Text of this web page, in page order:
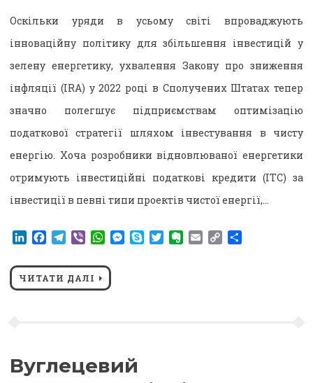
Оскільки уряди в усьому світі впроваджують
інноваційну політику для збільшення інвестицій у
зелену енергетику, ухвалення Закону про зниження
інфляції (IRA) у 2022 році в Сполучених Штатах тепер
значно полегшує підприємствам оптимізацію
податкової стратегії шляхом інвестування в чисту
енергію. Хоча розробники відновлюваної енергетики
отримують інвестиційні податкові кредити (ITC) за
інвестиції в певні типи проектів чистої енергії,…
LinkedIn
Facebook
Telegram
ViberWhatsApp
Messenger
SkypeTwitterEvernote
EmailCopy
ЧИТАТИ ДАЛІ
Вуглецевий